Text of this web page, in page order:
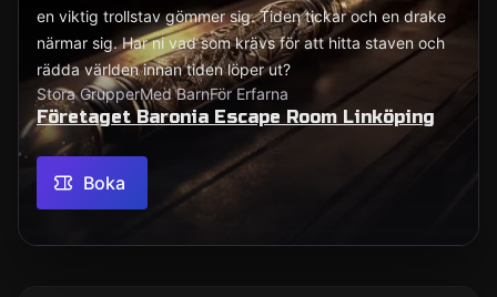
en viktig trollstav gömmer sig. Tiden tickar och en drake
närmar sig. Har ni vad som krävs för att hitta staven och
rädda världen innan tiden löper ut?
Stora GrupperMed BarnFör Erfarna
Företaget Baronia Escape Room Linköping
Boka